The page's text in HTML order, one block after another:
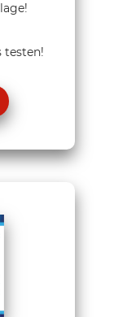
testen!